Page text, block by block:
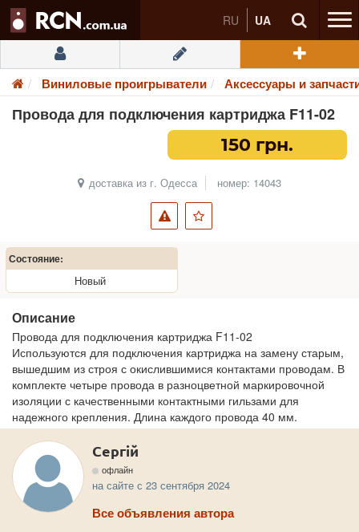
RU UA
Виниловые проигрыватели Аксессуары и
Провода для подключения картриджа F11-02
150 грн.
доставка из г. Одесса номер: 14043
Состояние:
Новый
Описание
Провода для подключения картриджа F11-02
Используются для подключения картриджа на замену старым,
вышедшим из строя с окислившимися контактами проводам. В
комплекте четыре провода в разноцветной маркировочной
изоляции с качественными контактными гильзами для
надежного крепления. Длина каждого провода 40 мм.
Сергій
офлайн
на сайте с 23 сентября 2024
Все объявления автора